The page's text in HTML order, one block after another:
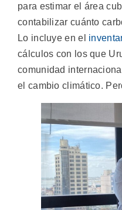
para estimar el área
contabilizar cuánto
Lo incluye en el
cálculos con los que
comunidad
el cambio climático.